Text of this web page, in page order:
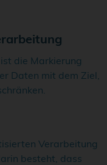
die Markierung
Daten mit dem Ziel,
Verarbeitung
besteht, dass